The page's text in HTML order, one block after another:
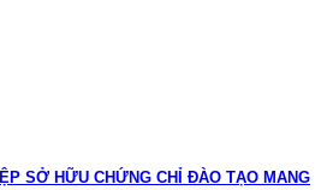
SỞ HỮU CHỨNG CHỈ ĐÀO TẠO MANG